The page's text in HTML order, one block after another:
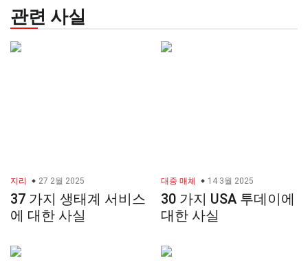
관련 사실
지리 27 2월 2025
37 가지 생태계 서비스
에 대한 사실
대중 매체 14 3월 2025
30 가지 USA 투데이에
대한 사실